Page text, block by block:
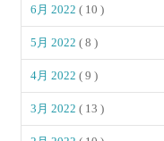
6月 2022( 10 )
5月 2022( 8 )
4月 2022( 9 )
3月 2022( 13 )